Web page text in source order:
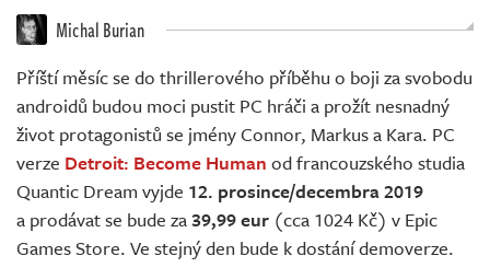
Michal Burian
Příští měsíc se do thrillerového příběhu o boji za svobodu
androidů budou moci pustit PC hráči a prožít nesnadný
život protagonistů se jmény Connor, Markus a Kara. PC
verze Detroit: Become Human od francouzského studia
Quantic Dream vyjde 12. prosince/decembra 2019
a prodávat se bude za39,99 eur (cca 1024 Kč) v Epic
Games Store. Ve stejný den bude k dostání demoverze.